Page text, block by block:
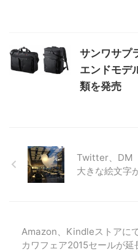
サンワサプ
エンドモデ
類を発売
Twitter、DM
大きな絵文字
Amazon、Kindleストアに
カワフェア2015セールが延